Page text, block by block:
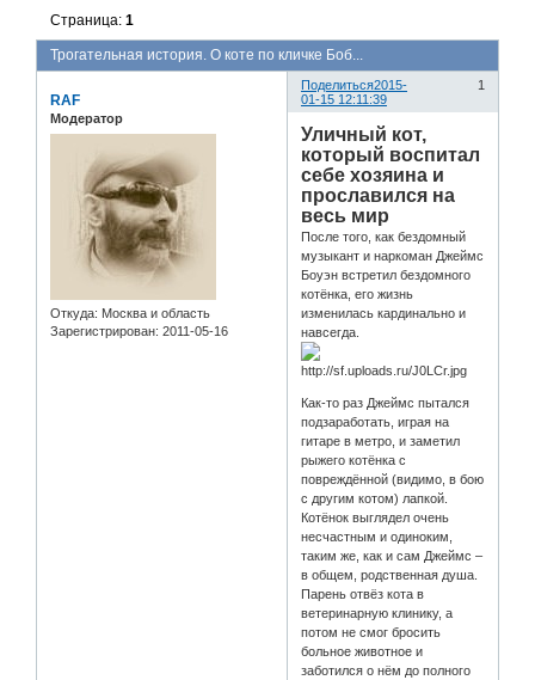
Трогательная история. О коте по кличке Боб...
Страница:1
Поделиться 1
2015-
01-15 12:11:39
RAF
Модератор
Откуда: Москва и область
Зарегистрирован: 2011-05-16
Уличный кот,
который воспитал
себе хозяина и
прославился на
весь мир
После того, как бездомный
музыкант и наркоман Джеймс
Боуэн встретил бездомного
котёнка, его жизнь
изменилась кардинально и
навсегда.
Как-то раз Джеймс пытался
подзаработать, играя на
гитаре в метро, и заметил
рыжего котёнка с
повреждённой (видимо, в бою
с другим котом) лапкой.
Котёнок выглядел очень
несчастным и одиноким,
таким же, как и сам Джеймс –
в общем, родственная душа.
Парень отвёз кота в
ветеринарную клинику, а
потом не смог бросить
больное животное и
заботился о нём до полного